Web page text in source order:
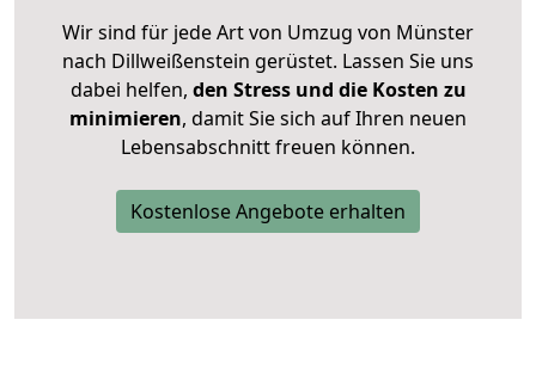
Wir sind für jede Art von Umzug von Münster
nach Dillweißenstein gerüstet. Lassen Sie uns
dabei helfen, den Stress und die Kosten zu
minimieren, damit Sie sich auf Ihren neuen
Lebensabschnitt freuen können.
Kostenlose Angebote erhalten